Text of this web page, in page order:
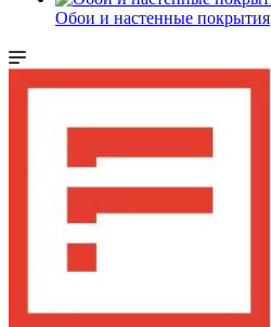
Обои и настенные покрытия